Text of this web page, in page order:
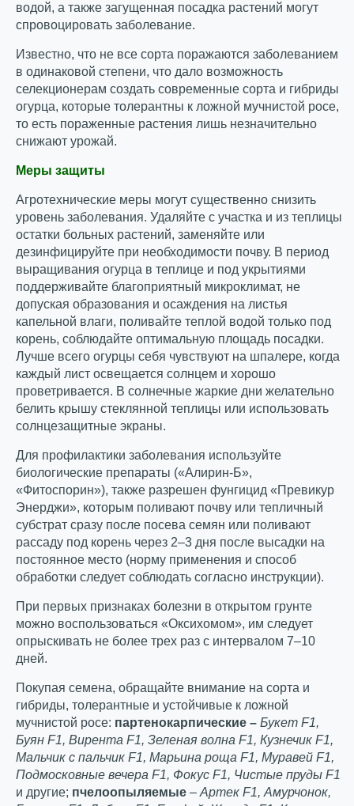
водой, а также загущенная посадка растений могут
спровоцировать заболевание.
Известно, что не все сорта поражаются заболеванием
в одинаковой степени, что дало возможность
селекционерам создать современные сорта и гибриды
огурца, которые толерантны к ложной мучнистой росе,
то есть пораженные растения лишь незначительно
снижают урожай.
Меры защиты
Агротехнические меры могут существенно снизить
уровень заболевания. Удаляйте с участка и из теплицы
остатки больных растений, заменяйте или
дезинфицируйте при необходимости почву. В период
выращивания огурца в теплице и под укрытиями
поддерживайте благоприятный микроклимат, не
допуская образования и осаждения на листья
капельной влаги, поливайте теплой водой только под
корень, соблюдайте оптимальную площадь посадки.
Лучше всего огурцы себя чувствуют на шпалере, когда
каждый лист освещается солнцем и хорошо
проветривается. В солнечные жаркие дни желательно
белить крышу стеклянной теплицы или использовать
солнцезащитные экраны.
Для профилактики заболевания используйте
биологические препараты («Алирин-Б»,
«Фитоспорин»), также разрешен фунгицид «Превикур
Энерджи», которым поливают почву или тепличный
субстрат сразу после посева семян или поливают
рассаду под корень через 2–3 дня после высадки на
постоянное место (норму применения и способ
обработки следует соблюдать согласно инструкции).
При первых признаках болезни в открытом грунте
можно воспользоваться «Оксихомом», им следует
опрыскивать не более трех раз с интервалом 7–10
дней.
Покупая семена, обращайте внимание на сорта и
гибриды, толерантные и устойчивые к ложной
мучнистой росе: партенокарпические – Букет F1,
Буян F1, Вирента F1, Зеленая волна F1, Кузнечик F1,
Мальчик с пальчик F1, Марьина роща F1, Муравей F1,
Подмосковные вечера F1, Фокус F1, Чистые пруды F1
и другие; пчелоопыляемые – Артек F1, Амурчонок,